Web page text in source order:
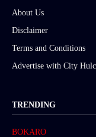
About Us
Disclaimer
Terms and Conditions
Advertise with City
TRENDING
BOKARO